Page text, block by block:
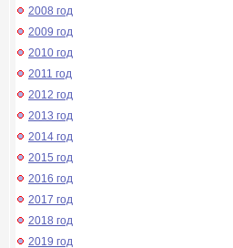
2008 год
2009 год
2010 год
2011 год
2012 год
2013 год
2014 год
2015 год
2016 год
2017 год
2018 год
2019 год